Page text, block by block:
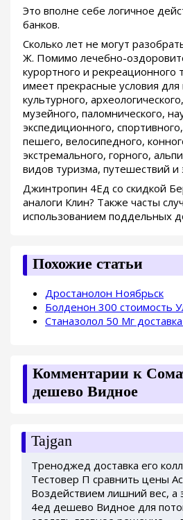
Это вполне себе логичное
банков.
Сколько лет не могут
Ж. Помимо лечебно-
курортного и рекреационного
имеет прекрасные условия для
культурного,
музейного, паломнического,
экспедиционного,
пешего, велосипедного,
экстремального, горного,
видов туризма, путешествий и
Джинтропин 4Ед со скидкой
аналоги Клин? Также часты
использованием поддельных
Похожие статьи
Дростанолон Ноябрьск
Болденон 300 стоимость
Станазолол 50 Мг
Комментарии к
дешево Видное
Tajgan
Треноджед доставка его
Тестовер П сравнить цены
Воздействием лишний вес, а
4ед дешево Видное для